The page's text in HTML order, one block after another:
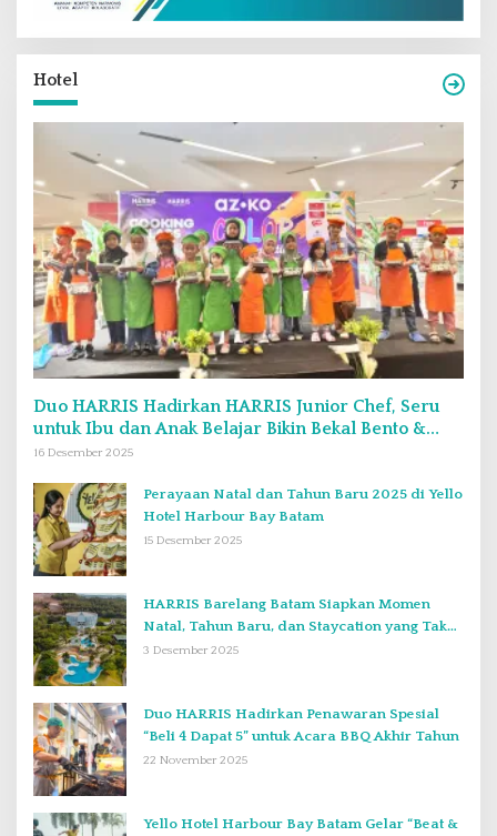
Hotel
Duo HARRIS Hadirkan HARRIS Junior Chef, Seru
untuk Ibu dan Anak Belajar Bikin Bekal Bento &
Kimbab
16 Desember 2025
Perayaan Natal dan Tahun Baru 2025 di Yello
Hotel Harbour Bay Batam
15 Desember 2025
HARRIS Barelang Batam Siapkan Momen
Natal, Tahun Baru, dan Staycation yang Tak
Terlupakan di Desember 2025
3 Desember 2025
Duo HARRIS Hadirkan Penawaran Spesial
“Beli 4 Dapat 5” untuk Acara BBQ Akhir Tahun
22 November 2025
Yello Hotel Harbour Bay Batam Gelar “Beat &